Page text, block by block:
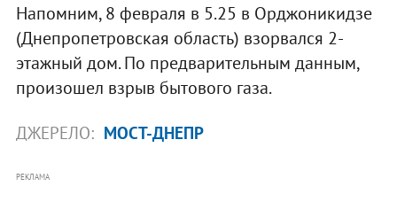
Напомним, 8 февраля в 5.25 в Орджоникидзе
(Днепропетровская область) взорвался 2-
этажный дом. По предварительным данным,
произошел взрыв бытового газа.
ДЖЕРЕЛО: МОСТ-ДНЕПР
РЕКЛАМА